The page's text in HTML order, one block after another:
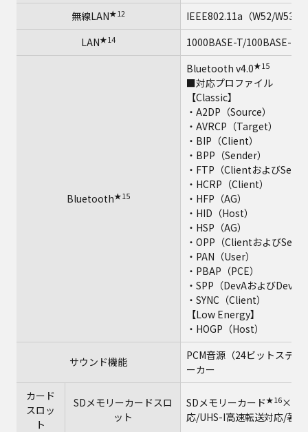
無線LAN★12
IEEE802.11a（W52/W53/
LAN★14 1000BASE-T/100BASE-
Bluetooth★15
Bluetooth v4.0★15
■対応プロファイル
【Classic】
・A2DP（Source）
・AVRCP（Target）
・BIP（Client）
・BPP（Sender）
・FTP（Clientおよび
・HCRP（Client）
・HFP（AG）
・HID（Host）
・HSP（AG）
・OPP（Clientおよび
・PAN（User）
・PBAP（PCE）
・SPP（DevAおよびDevB
・SYNC（Client）
【Low Energy】
・HOGP（Host）
サウンド機能
PCM音源（24ビットステ
ーカー
カード
スロッ
ト
SDメモリーカードスロ
ット
SDメモリーカード★16×1ス
応/UHS-I高速転送対応/著